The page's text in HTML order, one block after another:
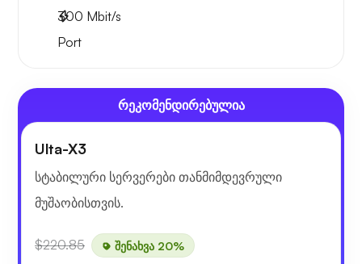
300 Mbit/s
Port
რეკომენდირებულია
Ulta-X3
სტაბილური სერვერები თანმიმდევრული
მუშაობისთვის.
$220.85 შენახვა 20%